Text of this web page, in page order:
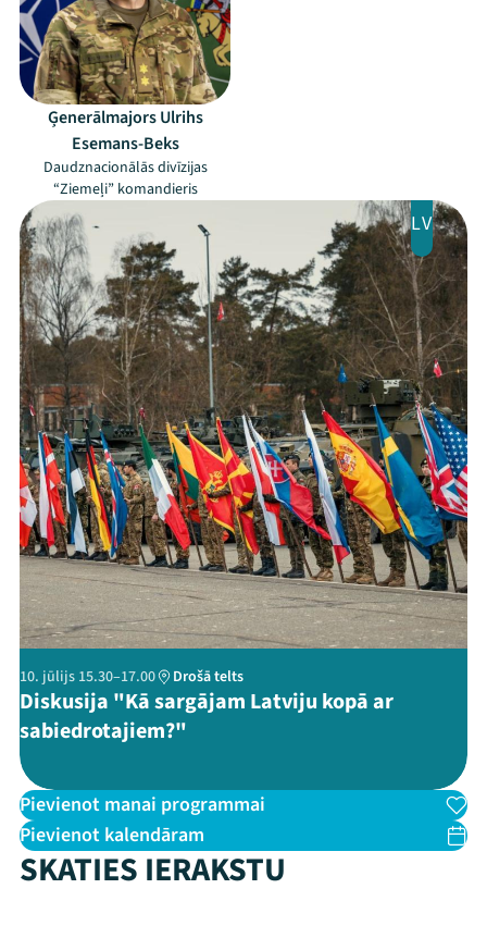
Viņi bija LAMPĀ 2026
Jaunumi
Kontakti
ThreadsFacebookYoutube
X Instagram
Flick TikTok
Ģenerālmajors Ulrihs
Esemans-Beks
Daudznacionālās divīzijas
“Ziemeļi” komandieris
LV
10. jūlijs 15.30–17.00 Drošā telts
Diskusija "Kā sargājam Latviju kopā ar
sabiedrotajiem?"
Pievienot manai programmai
Pievienot kalendāram
SKATIES IERAKSTU